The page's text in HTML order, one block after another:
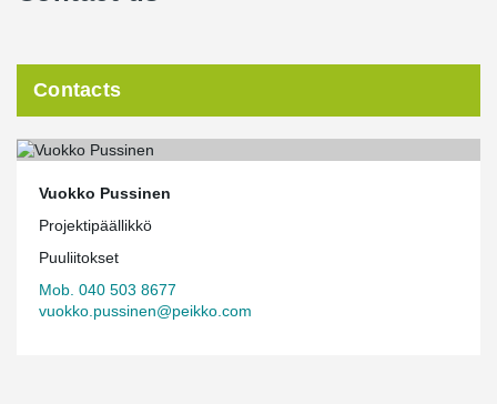
Contacts
Vuokko Pussinen
Projektipäällikkö
Puuliitokset
Mob. 040 503 8677
vuokko.pussinen@peikko.com